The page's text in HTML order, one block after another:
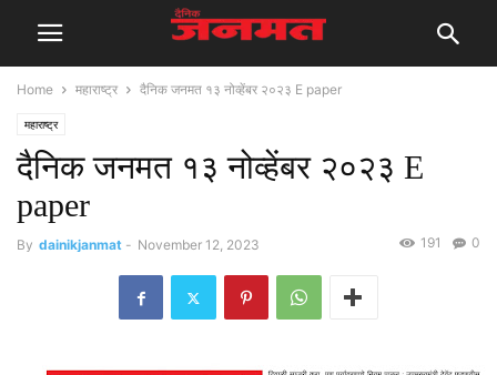
Home महाराष्ट्र दैनिक जनमत १३ नोव्हेंबर २०२३ E paper
महाराष्ट्र
दैनिक जनमत १३ नोव्हेंबर २०२३ E
paper
By dainikjanmat - November 12, 2023 0
191